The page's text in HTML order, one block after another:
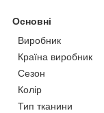
Основні
Виробник
Країна виробник
Сезон
Колір
Тип тканини